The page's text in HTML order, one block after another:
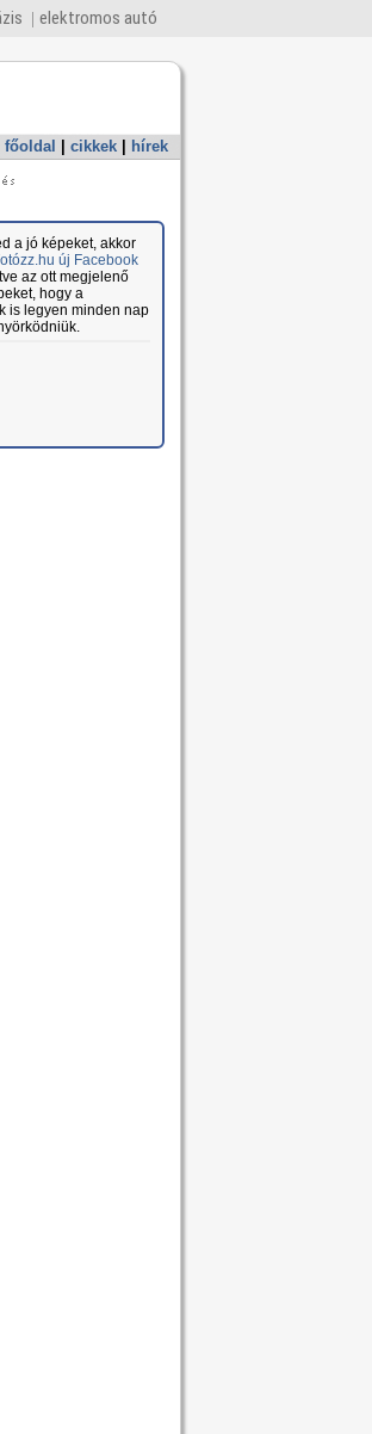
elektromos autó
cikkek hírek
a jó képeket, akkor
új Facebook
az ott megjelenő
hogy a
is legyen minden nap